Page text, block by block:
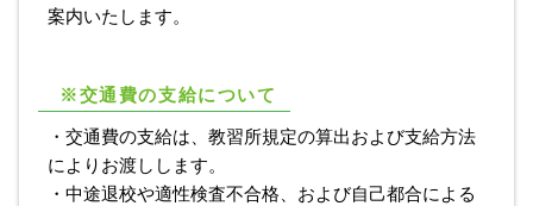
案内いたします。
※交通費の支給について
・交通費の支給は、教習所規定の算出および支給方法
によりお渡しします。
・中途退校や適性検査不合格、および自己都合による